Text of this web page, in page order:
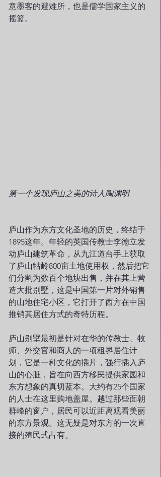
意墨客的避难所，也是儒学国家主义的
摇篮。
第一个发现庐山之美的诗人陶渊明
庐山作为东方文化圣地的历史，终结于
1895这年。年轻的英国传教士李德立发
动庐山建筑革命，从九江道台手上获取
了庐山牯岭800亩土地使用权，然后把它
们分割为数百个地块出售，并在其上营
造大批别墅，这是中国第一片对外销售
的山地住宅小区，它打开了西方在中国
推销其居住方式的奇特历程。
庐山别墅最初是针对在华的传教士、牧
师、外交官和商人的一项租界居住计
划，它是一种文化的插片，强行插入庐
山的心脏，旨在向西方移民提供家园和
东方想象的真切蓝本。大约有25个国家
的人士在这里购地盖屋。越过那些面朝
群峰的窗户，居民可以近距离观看美丽
的东方景观。这无疑是对东方的一次直
接的殖民式占有。